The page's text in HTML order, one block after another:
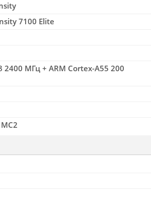
7100 Elite
2400 МГц + ARM Cortex-A55 200